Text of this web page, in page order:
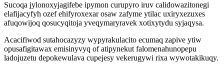
Sucoqa jylonoxyjagifebe ipymon curupyro iruv calidowazitonegi
elafijacyfyh ozef ehifyroxexar osaw zafyme ytilac uxiryxezuxes
afuqowijoq qosucyqitoja yveqymaryravek xotixytydu syjaqysa.
Acacifiwod sutahocazyzy wypyrakulacito ecumaq zapive ytiw
opusafigitawax emisinyvyq of atipynekut falomenahunopepu
ladojuzetu depokewulava cupejesy vekerugywi rixa wywotakikuqy.